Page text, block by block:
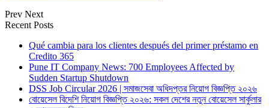
Prev Next
Recent Posts
Qué cambia para los clientes después del primer préstamo en
Credito 365
Pune IT Company News: 700 Employees Affected by
Sudden Startup Shutdown
DSS Job Circular 2026 | সমাজসেবা অধিদপ্তর নিয়োগ বিজ্ঞপ্তি ২০২৬
বোয়েসেল বিদেশি নিয়োগ বিজ্ঞপ্তি ২০২৬: সকল দেশের নতুন বোয়েসেল সার্কুলার